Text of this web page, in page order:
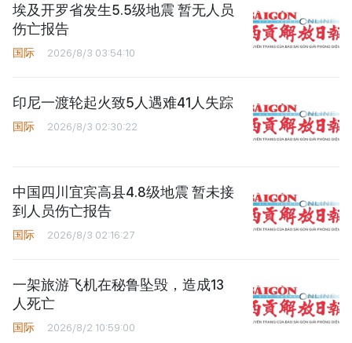
埃及开罗省发生5.5级地震 暂无人员
伤亡报告
国际 2026/8/3 03:54:10
印尼一渡轮起火致5人遇难41人失踪
国际 2026/8/3 02:30:22
中国四川宜宾高县4.8级地震 暂未接
到人员伤亡报告
国际 2026/8/3 02:16:27
一架旅游飞机在秘鲁坠毁，造成13
人死亡
国际 2026/8/2 10:59:00